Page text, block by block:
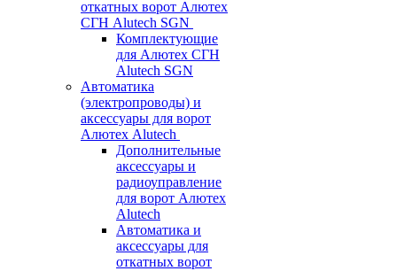
откатных ворот Алютех
СГН Alutech SGN
Комплектующие
для Алютех СГН
Alutech SGN
Автоматика
(электропроводы) и
аксессуары для ворот
Алютех Alutech
Дополнительные
аксессуары и
радиоуправление
для ворот Алютех
Alutech
Автоматика и
аксессуары для
откатных ворот